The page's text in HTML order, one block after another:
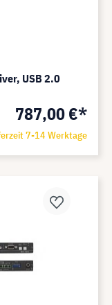
USB 2.0
787,00 €*
7-14 Werktage